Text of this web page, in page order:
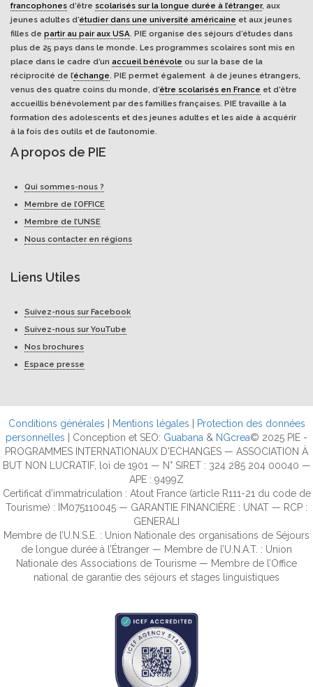
francophones d’être scolarisés sur la longue durée à l’étranger, aux
jeunes adultes d’étudier dans une université américaine et aux jeunes
filles de partir au pair aux USA. PIE organise des séjours d’études dans
plus de 25 pays dans le monde. Les programmes scolaires sont mis en
place dans le cadre d’un accueil bénévole ou sur la base de la
réciprocité de l’échange. PIE permet également à de jeunes étrangers,
venus des quatre coins du monde, d’être scolarisés en France et d’être
accueillis bénévolement par des familles françaises. PIE travaille à la
formation des adolescents et des jeunes adultes et les aide à acquérir
à la fois des outils et de l’autonomie.
A propos de PIE
Qui sommes-nous ?
Membre de l’OFFICE
Membre de l’UNSE
Nous contacter en régions
Liens Utiles
Suivez-nous sur Facebook
Suivez-nous sur YouTube
Nos brochures
Espace presse
Conditions générales Mentions légales
Protection des données
personnelles | Conception et SEO: Guabana & NGcrea© 2025 PIE -
PROGRAMMES INTERNATIONAUX D'ECHANGES — ASSOCIATION À
BUT NON LUCRATIF, loi de 1901 — N° SIRET : 324 285 204 00040 —
APE : 9499Z
Certificat d’immatriculation : Atout France (article R111-21 du code de
Tourisme) : IM075110045 — GARANTIE FINANCIÈRE : UNAT — RCP :
GENERALI
Membre de l’U.N.S.E. : Union Nationale des organisations de Séjours
de longue durée à l’Étranger — Membre de l’U.N.A.T. : Union
Nationale des Associations de Tourisme — Membre de l’Office
national de garantie des séjours et stages linguistiques